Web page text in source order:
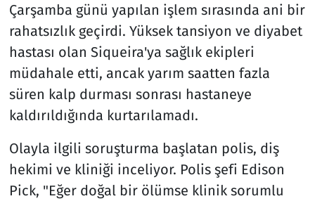
Çarşamba günü yapılan işlem sırasında ani bir
rahatsızlık geçirdi. Yüksek tansiyon ve diyabet
hastası olan Siqueira'ya sağlık ekipleri
müdahale etti, ancak yarım saatten fazla
süren kalp durması sonrası hastaneye
kaldırıldığında kurtarılamadı.
Olayla ilgili soruşturma başlatan polis, diş
hekimi ve kliniği inceliyor. Polis şefi Edison
Pick, "Eğer doğal bir ölümse klinik sorumlu